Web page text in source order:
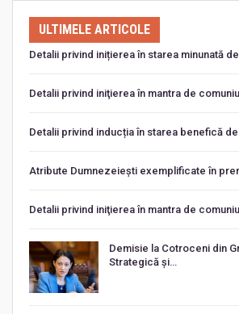
ULTIMELE ARTICOLE
Detalii privind inițierea în starea minunată
Detalii privind iniţierea în mantra de
Detalii privind inducția în starea benefică
Atribute Dumnezeiești exemplificate în
Detalii privind iniţierea în mantra de
Demisie la Cotroceni din
Strategică și…